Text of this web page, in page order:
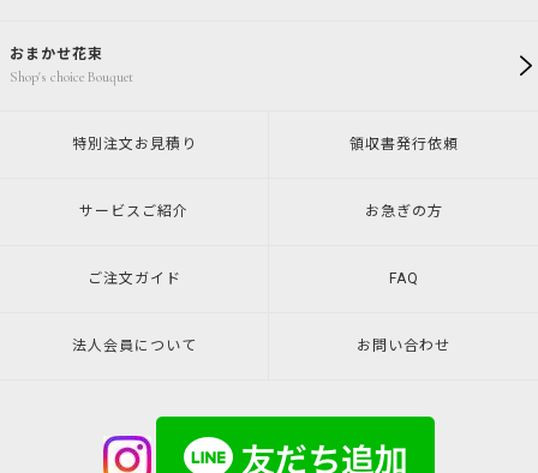
おまかせ花束
Shop's choice Bouquet
特別注文 お見積り 領収書発行依頼
サービスご紹介 お急ぎの方
ご注文ガイド FAQ
法人会員について お問い合わせ